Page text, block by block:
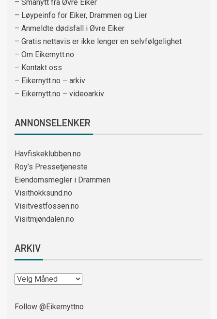
– Smånytt fra Øvre Eiker
– Løypeinfo for Eiker, Drammen og Lier
– Anmeldte dødsfall i Øvre Eiker
– Gratis nettavis er ikke lenger en selvfølgelighet
– Om Eikernytt.no
– Kontakt oss
– Eikernytt.no – arkiv
– Eikernytt.no – videoarkiv
ANNONSELENKER
Havfiskeklubben.no
Roy’s Pressetjeneste
Eiendomsmegler i Drammen
Visithokksund.no
Visitvestfossen.no
Visitmjøndalen.no
ARKIV
Follow @Eikernyttno